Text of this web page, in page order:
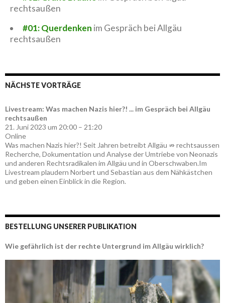
rechtsaußen
#01: Querdenken im Gespräch bei Allgäu
rechtsaußen
NÄCHSTE VORTRÄGE
Livestream: Was machen Nazis hier?! ... im Gespräch bei Allgäu
rechtsaußen
21. Juni 2023 um 20:00 – 21:20
Online
Was machen Nazis hier?! Seit Jahren betreibt Allgäu ⇏ rechtsaussen
Recherche, Dokumentation und Analyse der Umtriebe von Neonazis
und anderen Rechtsradikalen im Allgäu und in Oberschwaben.Im
Livestream plaudern Norbert und Sebastian aus dem Nähkästchen
und geben einen Einblick in die Region.
BESTELLUNG UNSERER PUBLIKATION
Wie gefährlich ist der rechte Untergrund im Allgäu wirklich?